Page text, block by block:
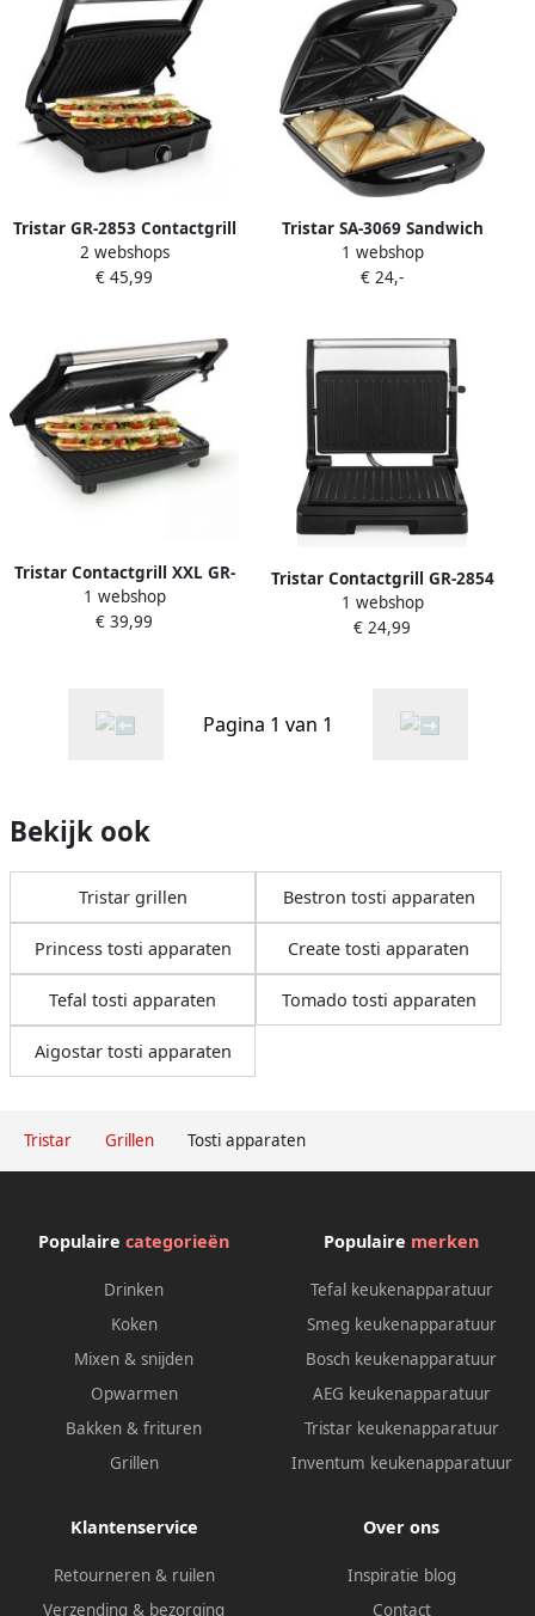
Tristar Grillen Tosti apparaten
Tristar GR-2853 Contactgrill
XL – Panini Grill Groot incl
Tafelgrill Functie –
2 webshops
€ 45,99
Tristar SA-3069 Sandwich
Maker XL – Tosti ijzer Bak
vier tosti s in één keer –
1 webshop
€ 24,-
Tristar Contactgrill XXL GR-
2858 Panini Grill XXL Tosti
apparaat groot 30 x 26 cm
1 webshop
€ 39,99
Tristar Contactgrill GR-2854
Panini Grill Tosti-ijzer
Zwevende bovendeksel
1 webshop
€ 24,99
Pagina 1 van 1
Bekijk ook
Tristar grillen Bestron tosti apparaten
Princess tosti apparaten Create tosti apparaten
Tefal tosti apparaten Tomado tosti apparaten
Aigostar tosti apparaten
Populaire categorieën
Drinken
Koken
Mixen & snijden
Opwarmen
Bakken & frituren
Grillen
Populaire merken
Tefal keukenapparatuur
Smeg keukenapparatuur
Bosch keukenapparatuur
AEG keukenapparatuur
Tristar keukenapparatuur
Inventum keukenapparatuur
Klantenservice
Retourneren & ruilen
Verzending & bezorging
Over ons
Inspiratie blog
Contact